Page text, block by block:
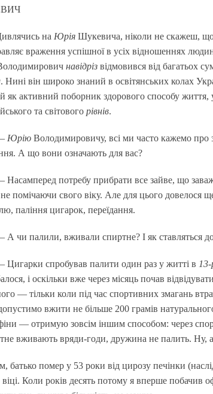
на Юрія Шукевича, ніколи не скажеш,
враження успішної в усіх відношеннях
навідріз відмовився від багатьох
. Нині він широко знаний в освітянських колах
як активний поборник здорового способу
та світовогорівнів.
Юрію Володимировичу, всі ми часто кажемо про
А що вони означають для вас?
Насамперед потребу прибрати все зайве, що
помічаючи свого віку. Але для цього довелося
паління цигарок, переїдання.
А чи палили, вживали спиртне? І як ставляться
Цигарки спробував палити один раз у житті в
і оскільки вже через місяць почав
— тільки коли під час спортивних змагань
вжити не більше 200 грамів
— отримую зовсім іншим способом: через
вживають вряди-годи, дружина не палить.
батько помер у 53 роки від цирозу печінки
Коли років десять потому я вперше побачив